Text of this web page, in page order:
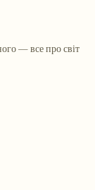
— все про світ